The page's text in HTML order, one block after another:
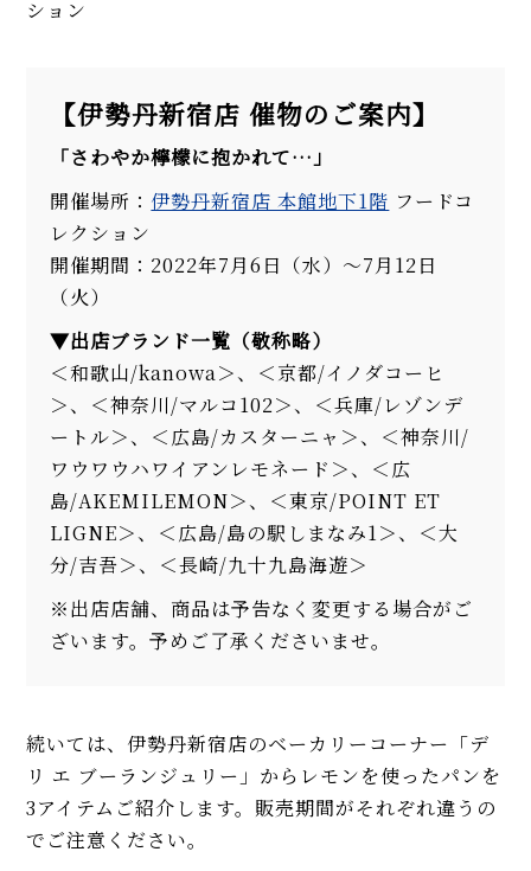
ション
【伊勢丹新宿店 催物のご案内】
「さわやか檸檬に抱かれて…」
開催場所： 伊勢丹新宿店 本館地下1階 フードコ
レクション
開催期間：2022年7月6日（水）～7月12日
（火）
▼出店ブランド一覧（敬称略）
＜和歌山/kanowa＞、＜京都/イノダコーヒ
＞、＜神奈川/マルコ102＞、＜兵庫/レゾンデ
ートル＞、＜広島/カスターニャ＞、＜神奈川/
ワウワウハワイアンレモネード＞、＜広
島/AKEMILEMON＞、＜東京/POINT ET
LIGNE＞、＜広島/島の駅しまなみ1＞、＜大
分/吉吾＞、＜長崎/九十九島海遊＞
※出店店舗、商品は予告なく変更する場合がご
ざいます。予めご了承くださいませ。
続いては、伊勢丹新宿店のベーカリーコーナー「デ
リ エ ブーランジュリー」からレモンを使ったパンを
3アイテムご紹介します。販売期間がそれぞれ違うの
でご注意ください。